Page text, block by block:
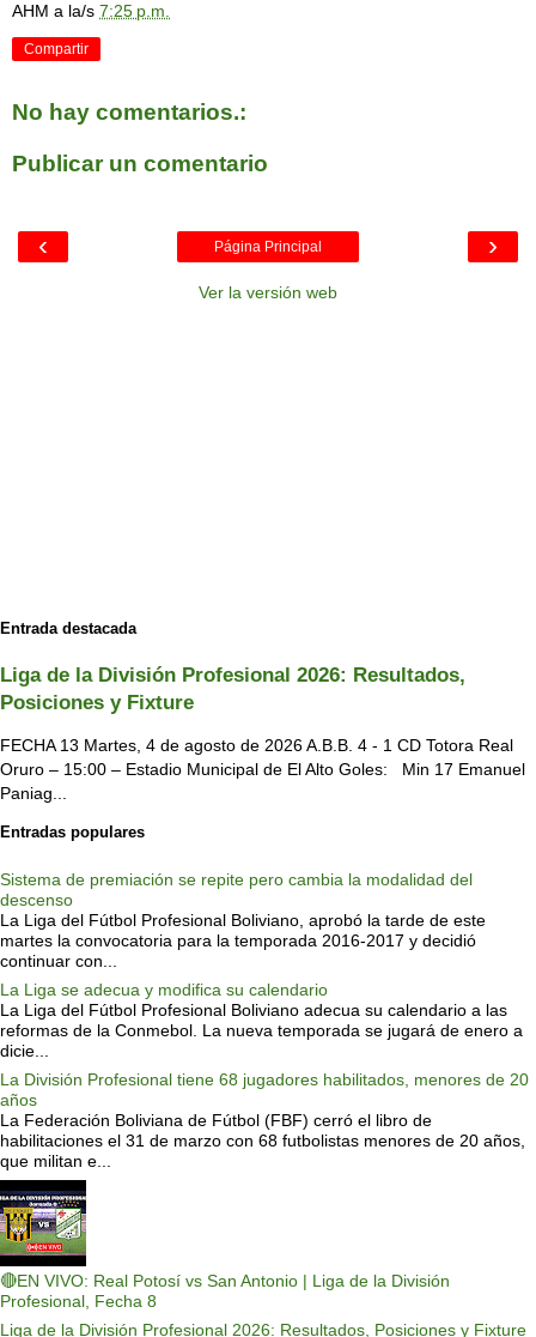
AHM a la/s 7:25 p.m.
Compartir
No hay comentarios.:
Publicar un comentario
‹ ›
Página Principal
Ver la versión web
Entrada destacada
Liga de la División Profesional 2026: Resultados,
Posiciones y Fixture
FECHA 13 Martes, 4 de agosto de 2026 A.B.B. 4 - 1 CD Totora Real
Oruro – 15:00 – Estadio Municipal de El Alto Goles: Min 17 Emanuel
Paniag...
Entradas populares
Sistema de premiación se repite pero cambia la modalidad del
descenso
La Liga del Fútbol Profesional Boliviano, aprobó la tarde de este
martes la convocatoria para la temporada 2016-2017 y decidió
continuar con...
La Liga se adecua y modifica su calendario
La Liga del Fútbol Profesional Boliviano adecua su calendario a las
reformas de la Conmebol. La nueva temporada se jugará de enero a
dicie...
La División Profesional tiene 68 jugadores habilitados, menores de 20
años
La Federación Boliviana de Fútbol (FBF) cerró el libro de
habilitaciones el 31 de marzo con 68 futbolistas menores de 20 años,
que militan e...
🔴EN VIVO: Real Potosí vs San Antonio | Liga de la División
Profesional, Fecha 8
Liga de la División Profesional 2026: Resultados, Posiciones y Fixture